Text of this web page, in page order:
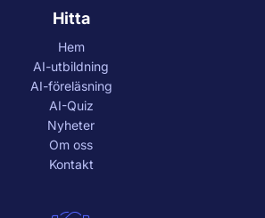
Hitta
Hem
AI-utbildning
AI-föreläsning
AI-Quiz
Nyheter
Om oss
Kontakt